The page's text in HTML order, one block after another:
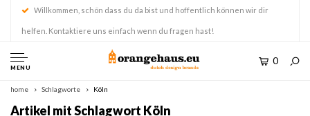
Willkommen, schön dass du da bist und hoffentlich können wir dir
helfen. Kontaktiere uns einfach wenn du fragen hast!
MENU
0
home Schlagworte Köln
Artikel mit Schlagwort Köln